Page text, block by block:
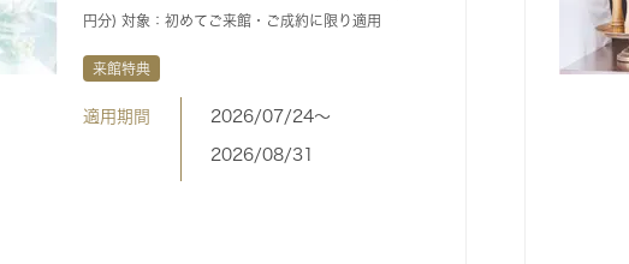
円分) 対象：初めてご来館・ご成約に限り適用
来館特典
適用期間 2026/07/24〜
2026/08/31